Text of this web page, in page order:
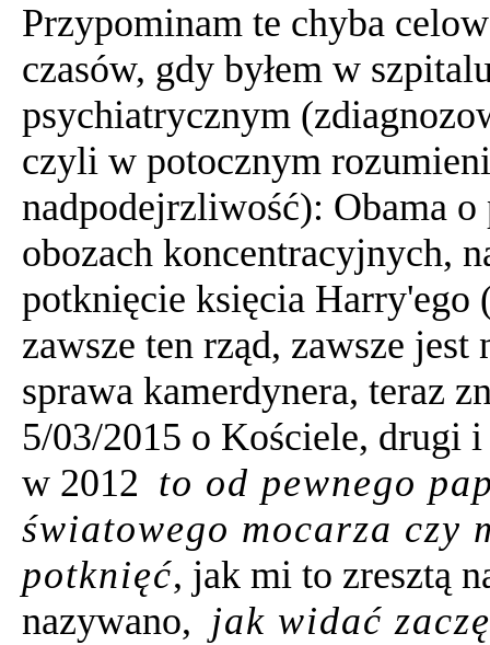
Przypominam te chyba
czasów, gdy byłem w
psychiatrycznym
czyli w potocznym
nadpodejrzliwość): Obama
obozach koncentracyjnych,
potknięcie księcia
zawsze ten rząd, zawsze
sprawa kamerdynera, teraz
5/03/2015 o Kościele, drugi
w 2012 to od pewnego
światowego mocarza czy
potknięć, jak mi to zresztą
nazywano, jak widać